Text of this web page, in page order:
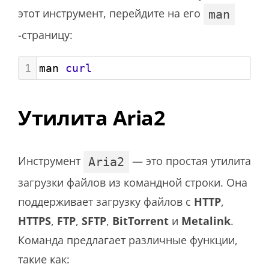
этот инструмент, перейдите на его
man
-страницу:
1 man curl
Утилита Aria2
Инструмент Aria2 — это простая утилита
загрузки файлов из командной строки. Она
поддерживает загрузку файлов с HTTP,
HTTPS, FTP, SFTP, BitTorrent и Metalink.
Команда предлагает различные функции,
такие как: